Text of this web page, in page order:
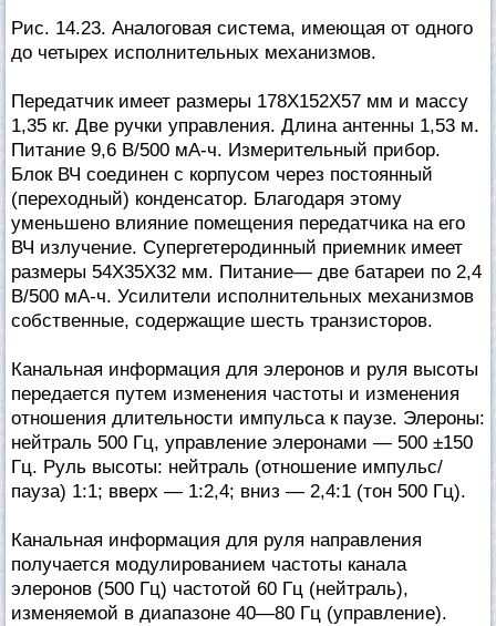
Рис. 14.23. Аналоговая система, имеющая от одного
до четырех исполнительных механизмов.
Передатчик имеет размеры 178X152X57 мм и массу
1,35 кг. Две ручки управления. Длина антенны 1,53 м.
Питание 9,6 В/500 мА-ч. Измерительный прибор.
Блок ВЧ соединен с корпусом через постоянный
(переходный) конденсатор. Благодаря этому
уменьшено влияние помещения передатчика на его
ВЧ излучение. Супергетеродинный приемник имеет
размеры 54X35X32 мм. Питание— две батареи по 2,4
В/500 мА-ч. Усилители исполнительных механизмов
собственные, содержащие шесть транзисторов.
Канальная информация для элеронов и руля высоты
передается путем изменения частоты и изменения
отношения длительности импульса к паузе. Элероны:
нейтраль 500 Гц, управление элеронами — 500 ±150
Гц. Руль высоты: нейтраль (отношение импульс/
пауза) 1:1; вверх — 1:2,4; вниз — 2,4:1 (тон 500 Гц).
Канальная информация для руля направления
получается модулированием частоты канала
элеронов (500 Гц) частотой 60 Гц (нейтраль),
изменяемой в диапазоне 40—80 Гц (управление).